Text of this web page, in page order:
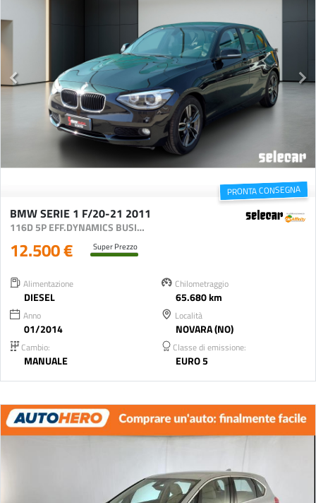
PRONTA CONSEGNA
BMW SERIE 1 F/20-21 2011
116D 5P EFF.DYNAMICS BUSINESS
12.500 € Super Prezzo
Alimentazione
DIESEL
Chilometraggio
65.680 km
Anno
01/2014
Località
NOVARA (NO)
Cambio:
MANUALE
Classe di emissione:
EURO 5